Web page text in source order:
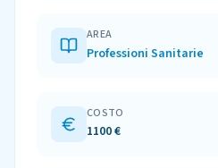
AREA
Professioni Sanitarie
COSTO
1100 €